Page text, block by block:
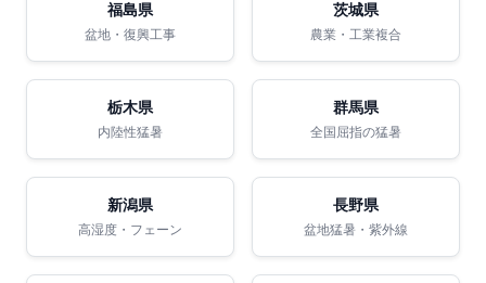
福島県
盆地・復興工事
茨城県
農業・工業複合
栃木県
内陸性猛暑
群馬県
全国屈指の猛暑
新潟県
高湿度・フェーン
長野県
盆地猛暑・紫外線